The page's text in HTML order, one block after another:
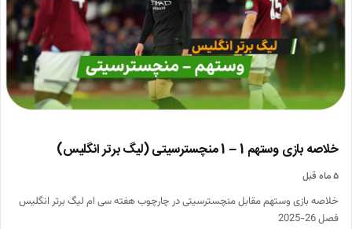
خلاصه بازی وستهم 1 – 1 منچسترسیتی (لیگ برتر انگلیس)
۵ ماه قبل
خلاصه بازی وستهم مقابل منچسترسیتی در چارچوب هفته سی ام لیگ برتر انگلیس
فصل 26-2025